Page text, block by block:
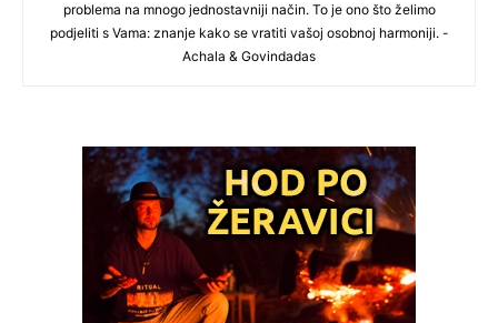
problema na mnogo jednostavniji način. To je ono što želimo
podjeliti s Vama: znanje kako se vratiti vašoj osobnoj harmoniji. -
Achala & Govindadas